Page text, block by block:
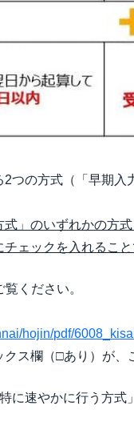
つの方式（「早期
式」のいずれかの方
ェックを入れるこ
ください。
hojin/pdf/
ス欄（□あり）が、
に速やかに行う方式